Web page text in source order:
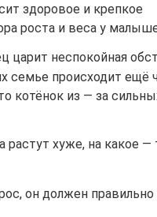
здоровое и крепкое
роста и веса у
царит неспокойная
семье происходит ещё
котёнок из — за
растут хуже, на какое —
он должен правильно